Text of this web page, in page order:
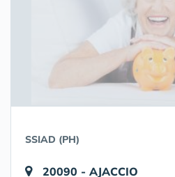
SSIAD (PH)
20090 - AJACCIO